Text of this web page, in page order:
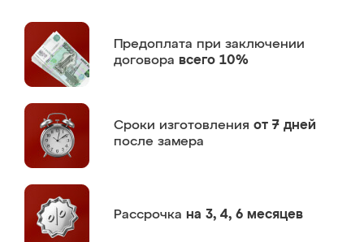
Предоплата при заключении
договора всего 10%
Сроки изготовления от 7 дней
после замера
Рассрочка на 3, 4, 6 месяцев